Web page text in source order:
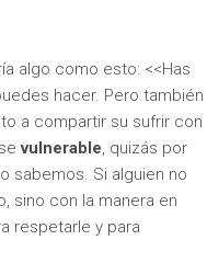
algo como esto: <<Has
hacer. Pero también
a compartir su sufrir con
vulnerable, quizás por
sabemos. Si alguien no
sino con la manera en
respetarle y para